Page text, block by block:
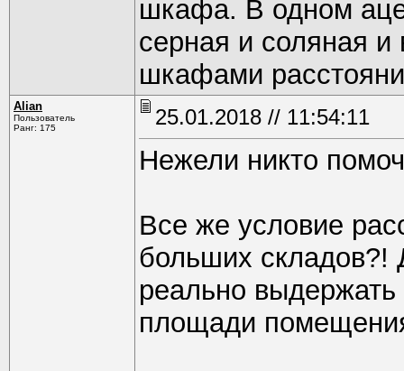
шкафа. В одном
серная и соляная
шкафами
Alian
Пользователь
Ранг: 175
25.01.2018 // 11:54:11
Нежели никто
Все же условие
больших складов?!
реально
площади